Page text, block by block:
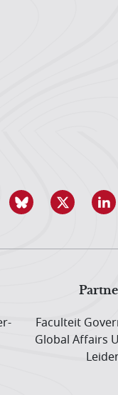
Faculteit
Global Affairs